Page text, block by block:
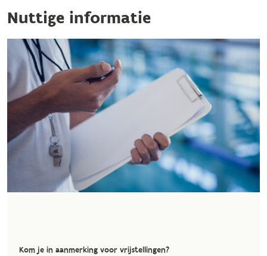
Nuttige informatie
Kom je in aanmerking voor vrijstellingen?